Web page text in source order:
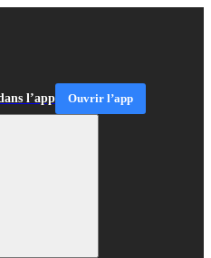
l’app Ouvrir l’app